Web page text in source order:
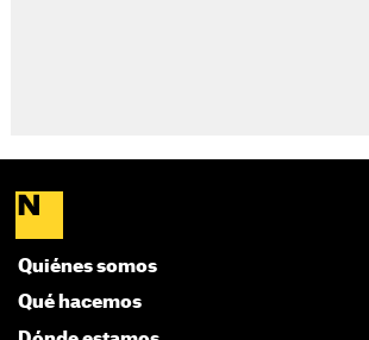
Quiénes somos
Qué hacemos